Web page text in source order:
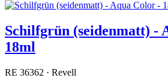
Schilfgrün (seidenmatt) -
18ml
RE 36362 · Revell